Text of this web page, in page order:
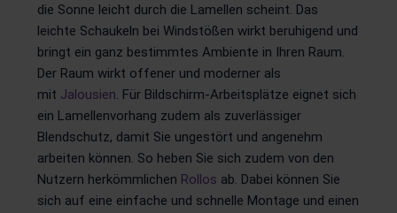
die Sonne leicht durch die Lamellen scheint. Das
leichte Schaukeln bei Windstößen wirkt beruhigend und
bringt ein ganz bestimmtes Ambiente in Ihren Raum.
Der Raum wirkt offener und moderner als
mit Jalousien. Für Bildschirm-Arbeitsplätze eignet sich
ein Lamellenvorhang zudem als zuverlässiger
Blendschutz, damit Sie ungestört und angenehm
arbeiten können. So heben Sie sich zudem von den
Nutzern herkömmlichen Rollos ab. Dabei können Sie
sich auf eine einfache und schnelle Montage und einen